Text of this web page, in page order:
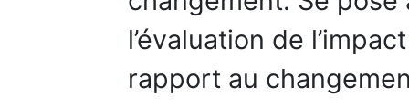
l’évaluation de
rapport au